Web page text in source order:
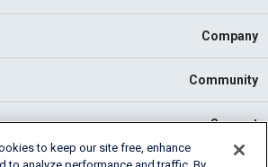
Company
Community
Support
to keep our site free, enhance